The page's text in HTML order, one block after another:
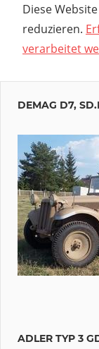
Diese
reduzieren.
verarbeitet
DEMAG D7,
ADLER TYP 3